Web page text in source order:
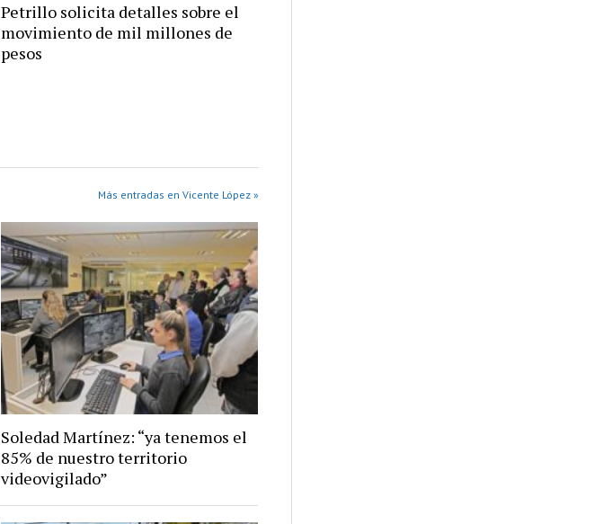
Petrillo solicita detalles sobre el
movimiento de mil millones de
pesos
Más entradas en Vicente López »
Soledad Martínez: “ya tenemos el
85% de nuestro territorio
videovigilado”